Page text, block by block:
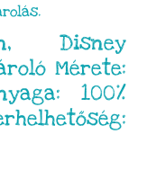
Disney
Mérete:
100%